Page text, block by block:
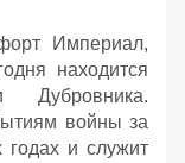
Империал,
находится
Дубровника.
войны за
годах и служит